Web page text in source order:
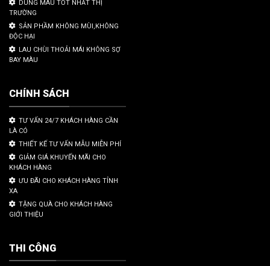
DÙNG MÀU TỐT NHẤT THỊ
TRƯỜNG
SẢN PHẦM KHÔNG MÙI,KHÔNG
ĐỘC HẠI
LAU CHÙI THOẢI MÁI KHÔNG SỢ
BAY MÀU
CHÍNH SÁCH
TƯ VẤN 24/7 KHÁCH HÀNG CẦN
LÀ CÓ
THIẾT KẾ TƯ VẤN MẪU MIỄN PHÍ
GIẢM GIÁ KHUYẾN MÃI CHO
KHÁCH HÀNG
ƯU ĐÃI CHO KHÁCH HÀNG TỈNH
XA
TẶNG QUÀ CHO KHÁCH HÀNG
GIỚI THIỆU
THI CÔNG